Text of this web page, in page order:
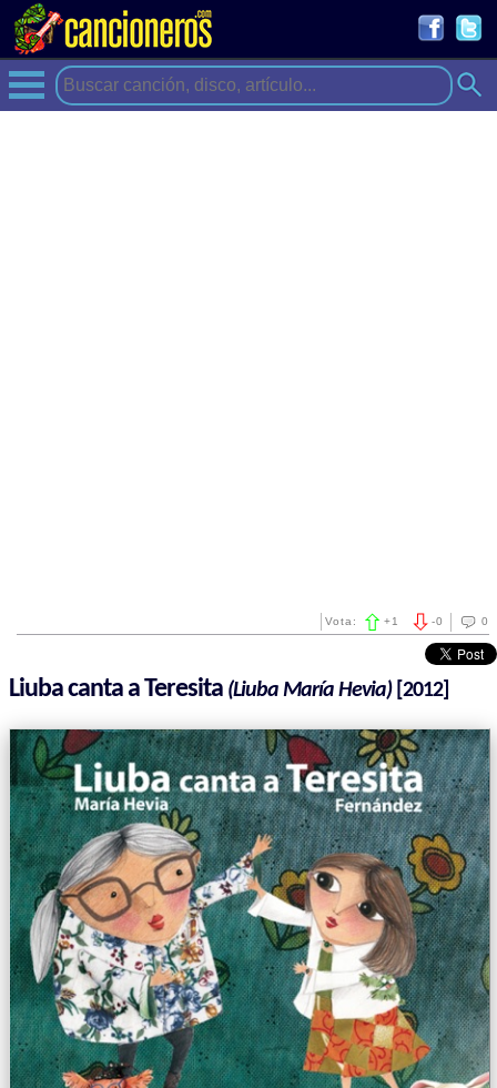
0
-0
Vota: +1
Liuba canta a Teresita (Liuba María Hevia)[2012]